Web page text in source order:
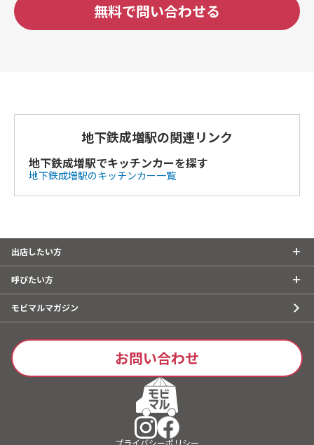
無料で問い合わせる
地下鉄成増駅の関連リンク
地下鉄成増駅でキッチンカーを探す
地下鉄成増駅のキッチンカー一覧
キッチンカーで出店したい方
出店したい方
呼びたい方
モビマルマガジン
お問い合わせ
プライバシーポリシー